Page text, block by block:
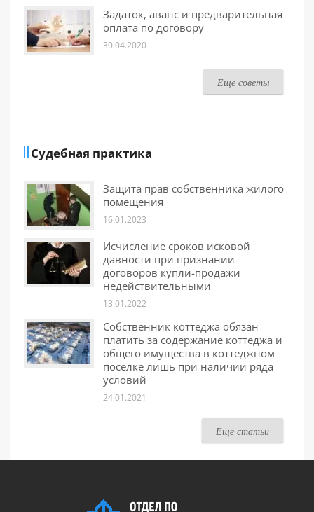
Задаток, аванс и предварительная
оплата по договору
30.04.2020
Еще советы
Судебная практика
Защита прав собственника жилого
помещения
16.01.2023
Исчисление сроков исковой
давности при признании
договоров купли-продажи
недействительными
13.01.2022
Собственник коттеджа обязан
платить за содержание коттеджа и
общего имущества в коттеджном
поселке лишь при наличии ряда
условий
24.01.2021
Еще статьи